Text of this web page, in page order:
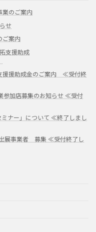
のご案内
せ
ご案内
支援助成
援援助成金のご案内 ≪受付終
参加店募集のお知らせ ≪受付
ナー」について ≪終了しまし
展事業者 募集 ≪受付終了し